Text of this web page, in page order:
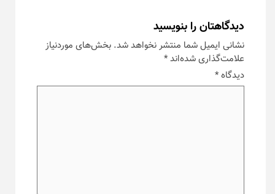
دیدگاهتان را بنویسید
نشانی ایمیل شما منتشر نخواهد شد. بخش‌های موردنیاز
علامت‌گذاری شده‌اند*
دیدگاه*